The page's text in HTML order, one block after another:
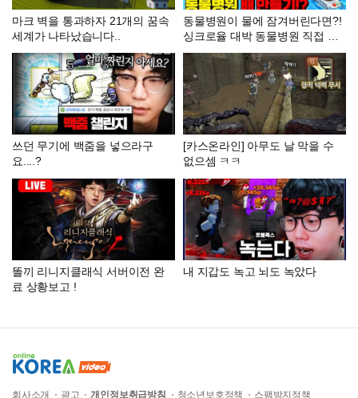
마크 벽을 통과하자 21개의 꿈속
세계가 나타났습니다..
동물병원이 물에 잠겨버린다면?!
싱크로율 대박 동물병원 직접 만
들기! (배만들기)
쓰던 무기에 백줌을 넣으라구
요....?
[카스온라인] 아무도 날 막을 수
없으셈 ㅋㅋ
똘끼 리니지클래식 서버이전 완
료 상황보고 !
내 지갑도 녹고 뇌도 녹았다
회사소개 광고 개인정보취급방침 청소년보호정책 스팸방지정책